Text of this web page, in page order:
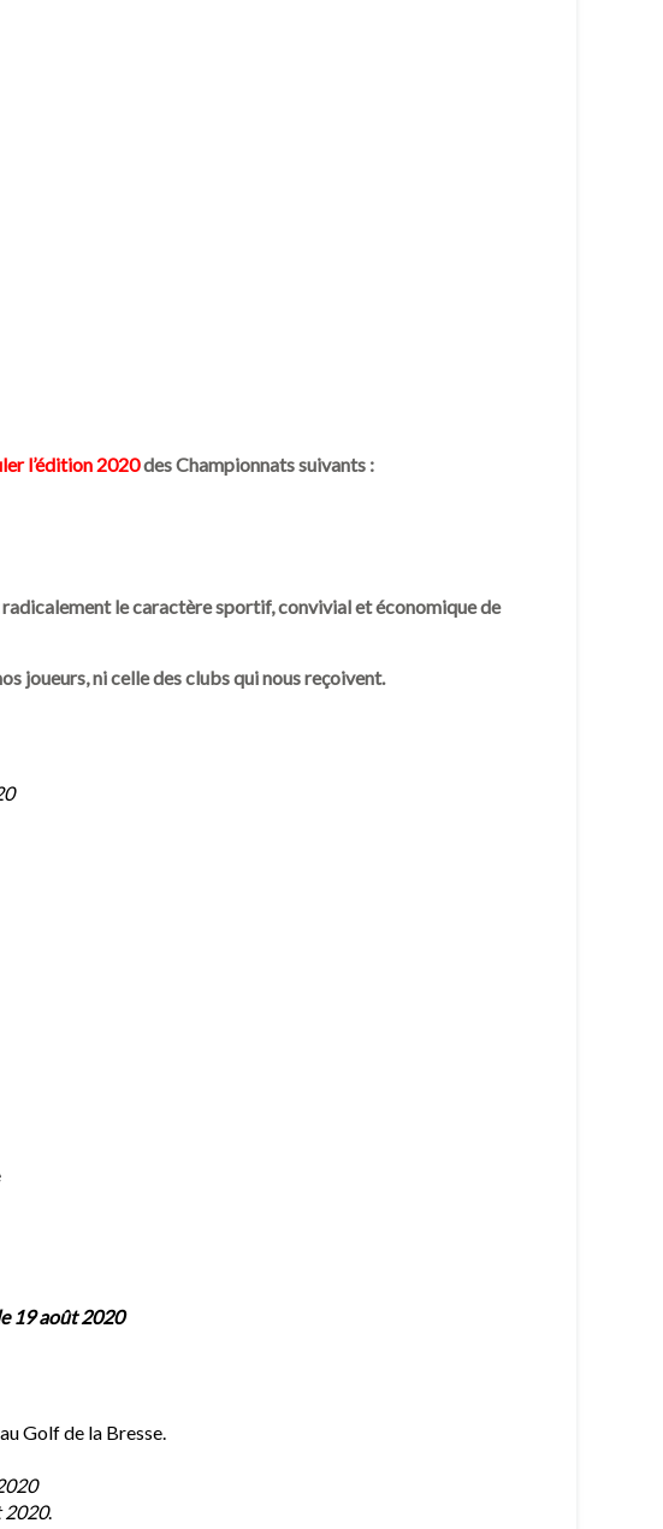
l’édition 2020des Championnats suivants :
le caractère sportif, convivial et économique de
joueurs, ni celle des clubs qui nous reçoivent.
19 août 2020
Golf de la Bresse.
2020.